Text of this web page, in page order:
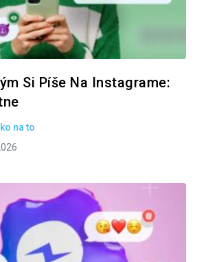
Si Píše Na Instagrame:
na to